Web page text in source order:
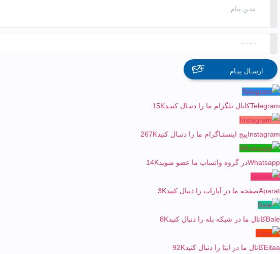
ارسـال پیـام
Telegramکانال تلگرام ما را دنبـال کنیـد15K
Instagramپیج اینستـاگرام ما را دنبـال کنید267K
Whatsappدر گروه واتساپ ما عضو شوید14K
Aparatصفحه ما در آپارات را دنبال کنید3K
Baleکانال ما در شبکه بله را دنبال کنید8K
Eitaaکانال ما در ایتا را دنبال کنید92K